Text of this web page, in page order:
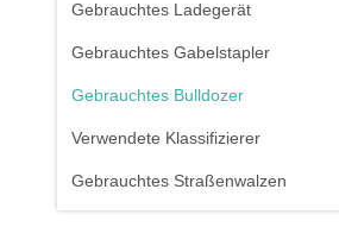
Gebrauchtes Ladegerät
Gebrauchtes Gabelstapler
Gebrauchtes Bulldozer
Verwendete Klassifizierer
Gebrauchtes Straßenwalzen